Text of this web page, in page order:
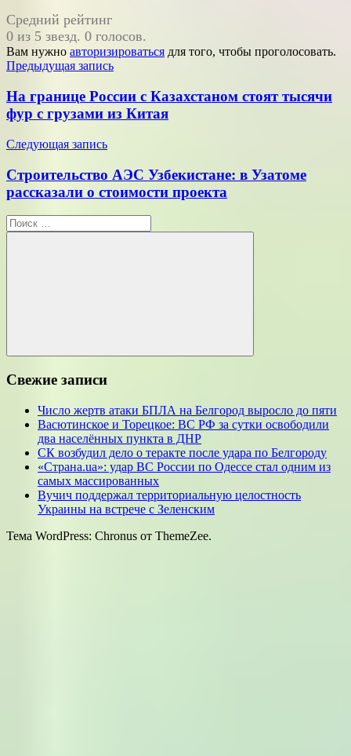
Средний рейтинг
0 из 5 звезд. 0 голосов.
Вам нужно авторизироваться для того, чтобы проголосовать.
Навигация
по
записям
Предыдущая запись
На границе России с Казахстаном стоят тысячи
фур с грузами из Китая
Следующая запись
Строительство АЭС Узбекистане: в Узатоме
рассказали о стоимости проекта
Поиск
для:
Поиск
Свежие записи
Число жертв атаки БПЛА на Белгород выросло до пяти
Васютинское и Торецкое: ВС РФ за сутки освободили
два населённых пункта в ДНР
СК возбудил дело о теракте после удара по Белгороду
«Страна.ua»: удар ВС России по Одессе стал одним из
самых массированных
Вучич поддержал территориальную целостность
Украины на встрече с Зеленским
Тема WordPress: Chronus от ThemeZee.